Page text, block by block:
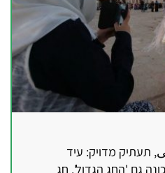
תעתיק מדויק: עיד
גם 'החג הגדול'. חג